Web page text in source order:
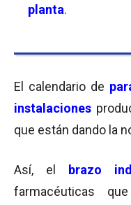
planta.
El calendario de
instalaciones
que están dando la
Así, el brazo
farmacéuticas